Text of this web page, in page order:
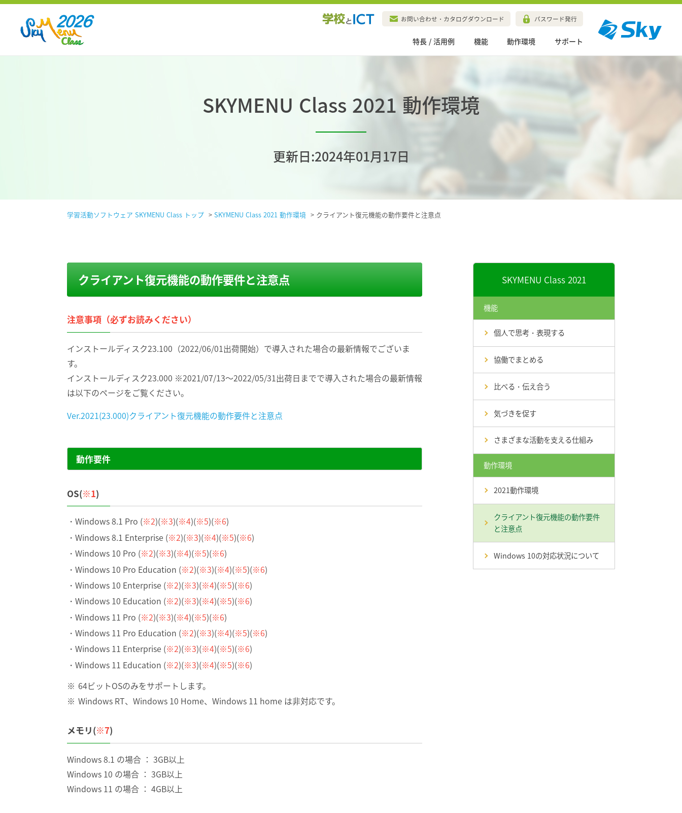
お問い合わせ・カタログダウンロード パスワード発行
特長 / 活用例 機能 動作環境 サポート
SKYMENU Class 2021 動作環境
更新日:2024年01月17日
学習活動ソフトウェア SKYMENU Class トップ > SKYMENU Class 2021 動作環境 > クライアント復元機能の動作要件と注意点
クライアント復元機能の動作要件と注意点
注意事項（必ずお読みください）
インストールディスク23.100（2022/06/01出荷開始）で導入された場合の最新情報でございま
す。
インストールディスク23.000 ※2021/07/13～2022/05/31出荷日までで導入された場合の最新情報
は以下のページをご覧ください。
Ver.2021(23.000)クライアント復元機能の動作要件と注意点
動作要件
OS(※1)
Windows 8.1 Pro (※2)(※3)(※4)(※5)(※6)
Windows 8.1 Enterprise (※2)(※3)(※4)(※5)(※6)
Windows 10 Pro (※2)(※3)(※4)(※5)(※6)
Windows 10 Pro Education (※2)(※3)(※4)(※5)(※6)
Windows 10 Enterprise (※2)(※3)(※4)(※5)(※6)
Windows 10 Education (※2)(※3)(※4)(※5)(※6)
Windows 11 Pro (※2)(※3)(※4)(※5)(※6)
Windows 11 Pro Education (※2)(※3)(※4)(※5)(※6)
Windows 11 Enterprise (※2)(※3)(※4)(※5)(※6)
Windows 11 Education (※2)(※3)(※4)(※5)(※6)
64ビットOSのみをサポートします。
Windows RT、Windows 10 Home、Windows 11 home は非対応です。
メモリ(※7)
Windows 8.1 の場合 ： 3GB以上
Windows 10 の場合 ： 3GB以上
Windows 11 の場合 ： 4GB以上
SKYMENU Class 2021
機能
個人で思考・表現する
協働でまとめる
比べる・伝え合う
気づきを促す
さまざまな活動を支える仕組み
動作環境
2021動作環境
クライアント復元機能の動作要件
と注意点
Windows 10の対応状況について